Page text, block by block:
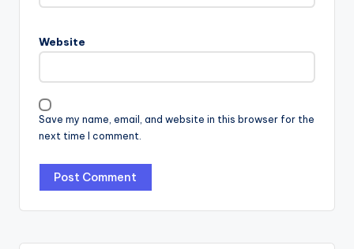
Website
Save my name, email, and website in this browser for the
next time I comment.